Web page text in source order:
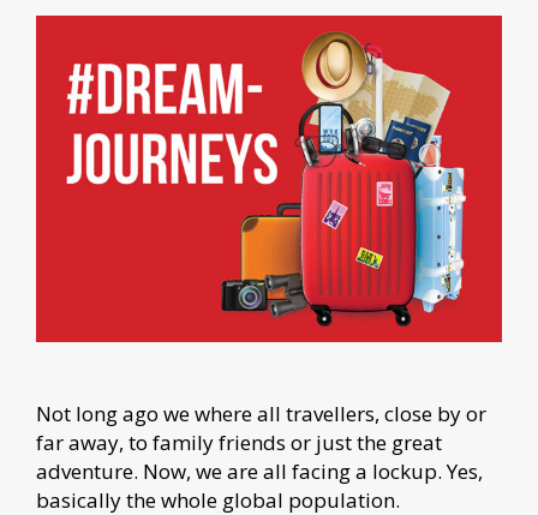
Not long ago we where all travellers, close by or
far away, to family friends or just the great
adventure. Now, we are all facing a lockup. Yes,
basically the whole global population.